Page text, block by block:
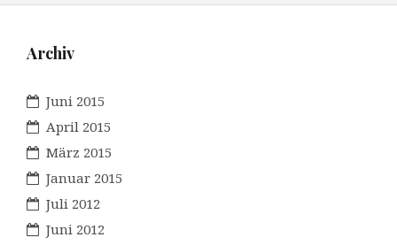
Archiv
Juni 2015
April 2015
März 2015
Januar 2015
Juli 2012
Juni 2012